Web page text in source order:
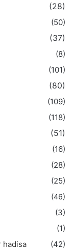
(28)
(50)
(37)
(8)
(101)
(80)
(109)
(118)
(51)
(16)
(28)
(25)
(46)
(3)
(1)
hadisa
(42)